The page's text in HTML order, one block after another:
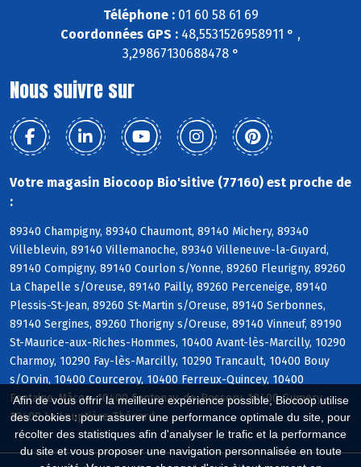
Afin de vous offrir la meilleure expérience possible, Biocoop utilise
des cookies : pour assurer une performance optimale du site, pour
récolter des statistiques afin d'analyser le trafic et la performance
du site et vous proposer une navigation personnalisée en toute
Téléphone :01 60 58 61 69
Coordonnées GPS : 48,5531526958911 ° ,
3,29867130688478 °
Nous suivre sur
Votre magasin Biocoop Bio'sitive (77160) est proche de
:
89340 Champigny, 89340 Chaumont, 89140 Michery, 89340
Villeblevin, 89140 Villemanoche, 89340 Villeneuve-la-Guyard,
89140 Compigny, 89140 Courlon s/Yonne, 89260 Fleurigny, 89260
La Chapelle s/Oreuse, 89140 Pailly, 89260 Perceneige, 89140
Plessis-St-Jean, 89260 St-Martin s/Oreuse, 89140 Serbonnes,
89140 Sergines, 89260 Thorigny s/Oreuse, 89140 Vinneuf, 89190
St-Maurice-aux-Riches-Hommes, 10400 Avant-lès-Marcilly, 10290
Charmoy, 10290 Fay-lès-Marcilly, 10290 Trancault, 10400 Bouy
s/Orvin, 10400 Courceroy, 10400 Ferreux-Quincey, 10400
Fontaine-Mâcon, 10400 Fontenay-de-Bossery, 10400 Gumery,
10400 La Louptière-Thénard